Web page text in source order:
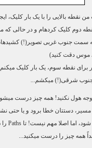
نقطه بالایی را با یک بار کلیک،​
دوم کلیک کرده​ام و در حالی که
سمت جنوب غربی تصویر(!)
موس دقت کنید)
برای نقطه سوم، یک بار کلیک می​کنم
شرقی(!) می​کشم...
وجه هول نکنید! همه چیز درست
مسیر، دستتان خطا برود و یا حتی
شود، اما اصلا مهم نیست! تاPaths
همه چیز را درست می​کنید...